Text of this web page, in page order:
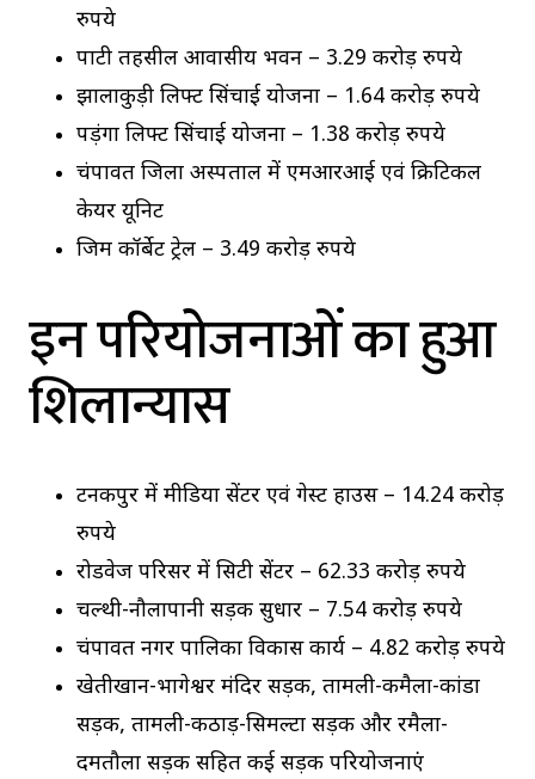
रुपये
पाटी तहसील आवासीय भवन – 3.29 करोड़ रुपये
झालाकुड़ी लिफ्ट सिंचाई योजना – 1.64 करोड़ रुपये
पड़ंगा लिफ्ट सिंचाई योजना – 1.38 करोड़ रुपये
चंपावत जिला अस्पताल में एमआरआई एवं क्रिटिकल
केयर यूनिट
जिम कॉर्बेट ट्रेल – 3.49 करोड़ रुपये
इन परियोजनाओं का हुआ
शिलान्यास
टनकपुर में मीडिया सेंटर एवं गेस्ट हाउस – 14.24 करोड़
रुपये
रोडवेज परिसर में सिटी सेंटर – 62.33 करोड़ रुपये
चल्थी-नौलापानी सड़क सुधार – 7.54 करोड़ रुपये
चंपावत नगर पालिका विकास कार्य – 4.82 करोड़ रुपये
खेतीखान-भागेश्वर मंदिर सड़क, तामली-कमैला-कांडा
सड़क, तामली-कठाड़-सिमल्टा सड़क और रमैला-
दमतौला सड़क सहित कई सड़क परियोजनाएं